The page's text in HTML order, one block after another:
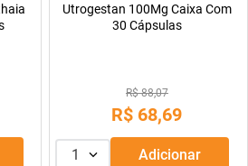
Utrogestan 100Mg Caixa Com
30 Cápsulas
R$ 88,07
68, 69
Adicionar